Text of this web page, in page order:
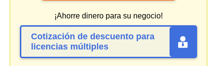
¡Ahorre dinero para su negocio!
Cotización de descuento para
licencias múltiples